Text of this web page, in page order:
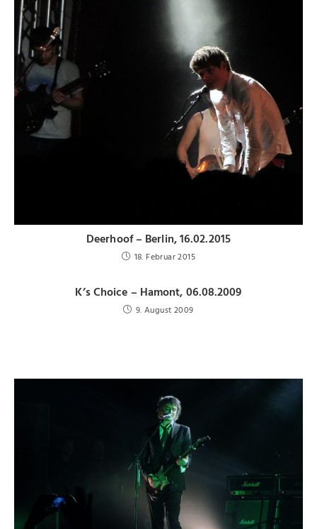
Deerhoof – Berlin, 16.02.2015
18. Februar 2015
K’s Choice – Hamont, 06.08.2009
9. August 2009